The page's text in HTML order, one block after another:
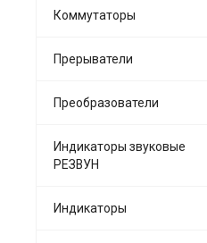
Коммутаторы
Прерыватели
Преобразователи
Индикаторы звуковые
РЕЗВУН
Индикаторы